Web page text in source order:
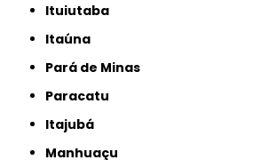
Ituiutaba
Itaúna
Pará de Minas
Paracatu
Itajubá
Manhuaçu